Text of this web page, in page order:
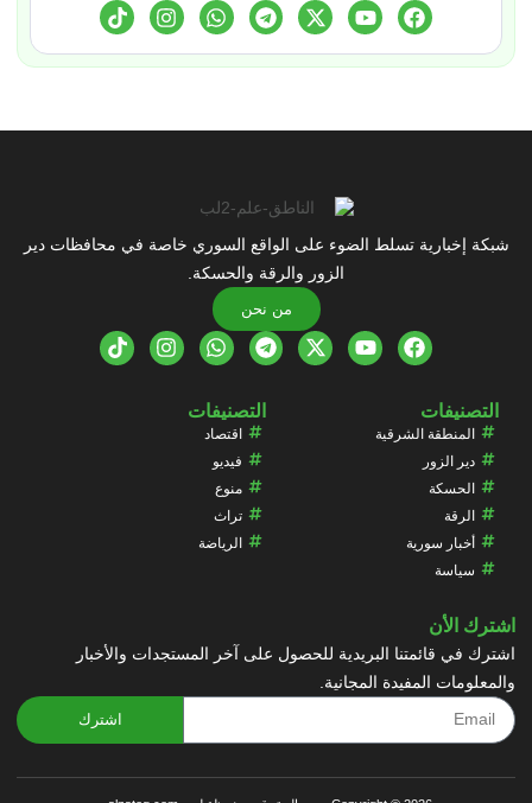
شبكة إخبارية تسلط الضوء على الواقع السوري خاصة في محافظات دير
الزور والرقة والحسكة.
من نحن
التصنيفات
المنطقة الشرقية
دير الزور
الحسكة
الرقة
أخبار سورية
سياسة
التصنيفات
اقتصاد
فيديو
منوع
تراث
الرياضة
اشترك الأن
اشترك في قائمتنا البريدية للحصول على آخر المستجدات والأخبار
والمعلومات المفيدة المجانية.
اشترك